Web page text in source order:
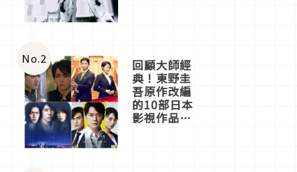
體驗
No.2 回顧大師經
典！東野圭
吾原作改編
的10部日本
影視作品推